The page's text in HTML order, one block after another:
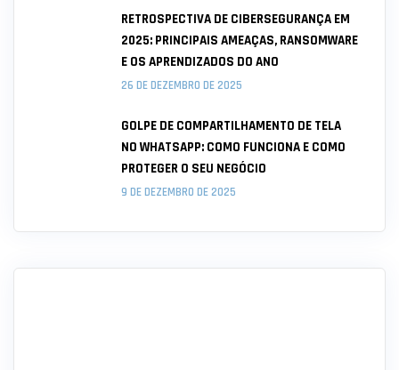
RETROSPECTIVA DE CIBERSEGURANÇA EM
2025: PRINCIPAIS AMEAÇAS, RANSOMWARE
E OS APRENDIZADOS DO ANO
26 DE DEZEMBRO DE 2025
GOLPE DE COMPARTILHAMENTO DE TELA
NO WHATSAPP: COMO FUNCIONA E COMO
PROTEGER O SEU NEGÓCIO
9 DE DEZEMBRO DE 2025